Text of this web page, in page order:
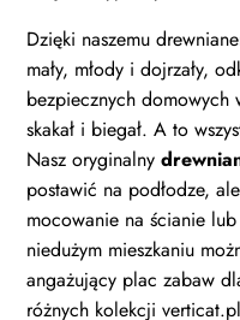
Dzięki naszemu
mały, młody i dojrzały,
bezpiecznych domowych
skakał i biegał. A to
Nasz oryginalny
postawić na podłodze,
mocowanie na ścianie
niedużym mieszkaniu
angażujący plac zabaw
różnych kolekcji